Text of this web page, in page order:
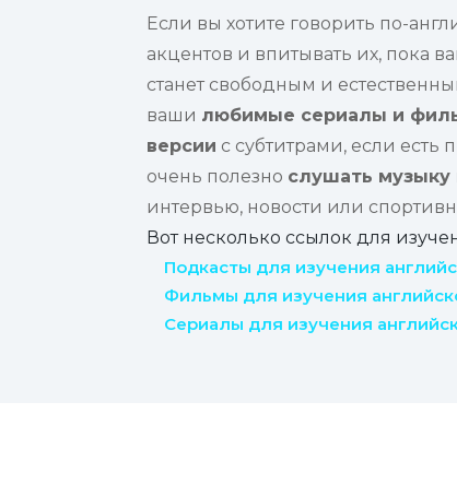
Если вы хотите говорить по-
акцентов и впитывать их, пока
станет свободным и
ваши любимые сериалы и
версии с субтитрами, если
очень полезно слушать
интервью, новости или
Вот несколько ссылок для
Подкасты для изучения
Фильмы для изучения
Сериалы для изучения